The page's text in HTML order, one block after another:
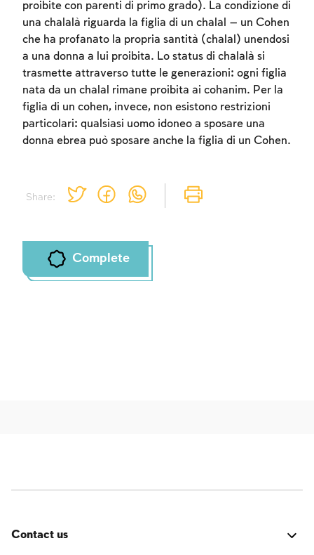
Share:
proibite con parenti di primo grado). La condizione di
una chalalà riguarda la figlia di un chalal — un Cohen
che ha profanato la propria santità (chalal) unendosi
a una donna a lui proibita. Lo status di chalalà si
trasmette attraverso tutte le generazioni: ogni figlia
nata da un chalal rimane proibita ai cohanim. Per la
figlia di un cohen, invece, non esistono restrizioni
particolari: qualsiasi uomo idoneo a sposare una
donna ebrea può sposare anche la figlia di un Cohen.
Complete
Contact us